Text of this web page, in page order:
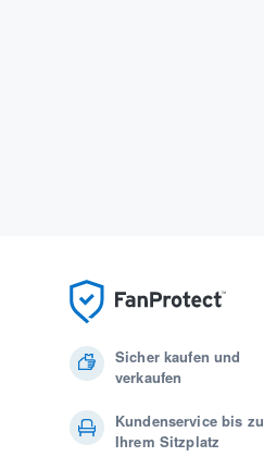
Sicher kaufen und
verkaufen
Kundenservice bis zu
Ihrem Sitzplatz